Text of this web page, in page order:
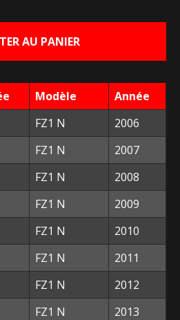
actuel
est :
10,00 €.
AU PANIER
Modèle
Année
FZ1 N
2006
FZ1 N
2007
FZ1 N
2008
FZ1 N
2009
FZ1 N
2010
FZ1 N
2011
FZ1 N
2012
FZ1 N
2013